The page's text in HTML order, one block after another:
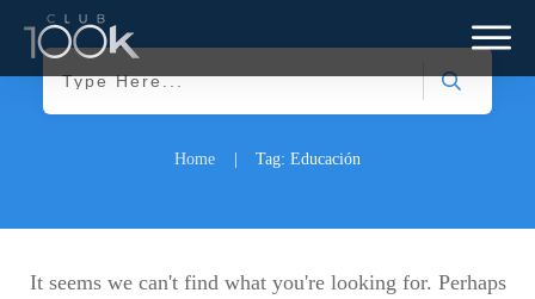
Home Tag: Educación
It seems we can't find what you're looking for. Perhaps